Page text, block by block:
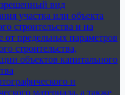
вид
участка или объекта
строительства и на
от предельных параметров
строительства,
объектов капитального
и
материала, а также